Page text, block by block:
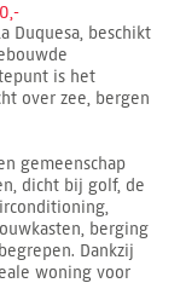
Duquesa, beschikt
is het
over zee, bergen
gemeenschap
dicht bij golf, de
berging
Dankzij
woning voor